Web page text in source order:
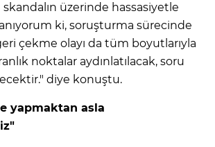
skandalın üzerinde hassasiyetle
ki, soruşturma sürecinde
çekme olayı da tüm boyutlarıyla
noktalar aydınlatılacak, soru
diye konuştu.
yapmaktan asla